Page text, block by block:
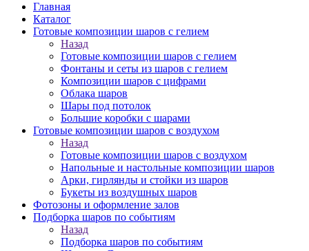
Главная
Каталог
Готовые композиции шаров с гелием
Назад
Готовые композиции шаров с гелием
Фонтаны и сеты из шаров с гелием
Композиции шаров с цифрами
Облака шаров
Шары под потолок
Большие коробки с шарами
Готовые композиции шаров с воздухом
Назад
Готовые композиции шаров с воздухом
Напольные и настольные композиции шаров
Арки, гирлянды и стойки из шаров
Букеты из воздушных шаров
Фотозоны и оформление залов
Подборка шаров по событиям
Назад
Подборка шаров по событиям